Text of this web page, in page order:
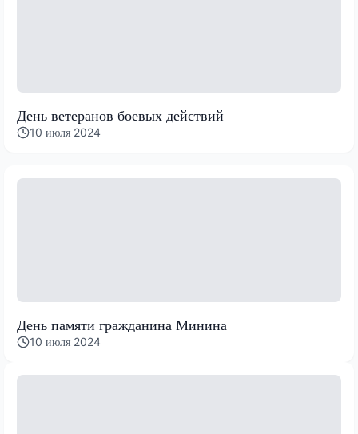
День ветеранов боевых действий
10 июля 2024
День памяти гражданина Минина
10 июля 2024